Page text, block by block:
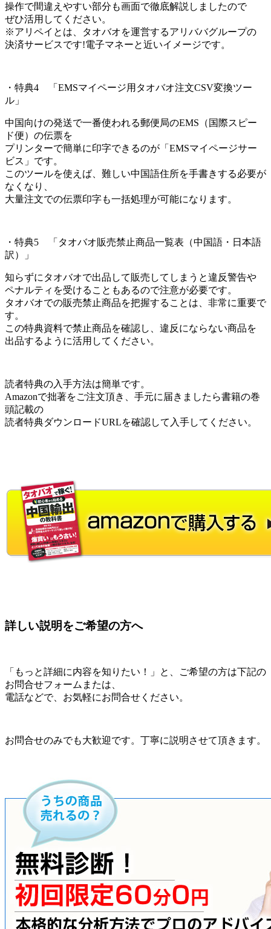
操作で間違えやすい部分も画面で徹底解説しましたので
ぜひ活用してください。
※アリペイとは、タオバオを運営するアリババグループの
決済サービスです!電子マネーと近いイメージです。
・特典4 「EMSマイページ用タオバオ注文CSV変換ツー
ル」
中国向けの発送で一番使われる郵便局のEMS（国際スピー
ド便）の伝票を
プリンターで簡単に印字できるのが「EMSマイページサー
ビス」です。
このツールを使えば、難しい中国語住所を手書きする必要が
なくなり、
大量注文での伝票印字も一括処理が可能になります。
・特典5 「タオバオ販売禁止商品一覧表（中国語・日本語
訳）」
知らずにタオバオで出品して販売してしまうと違反警告や
ペナルティを受けることもあるので注意が必要です。
タオバオでの販売禁止商品を把握することは、非常に重要で
す。
この特典資料で禁止商品を確認し、違反にならない商品を
出品するように活用してください。
読者特典の入手方法は簡単です。
Amazonで拙著をご注文頂き、手元に届きましたら書籍の巻
頭記載の
読者特典ダウンロードURLを確認して入手してください。
詳しい説明をご希望の方へ
「もっと詳細に内容を知りたい！」と、ご希望の方は下記の
お問合せフォームまたは、
電話などで、お気軽にお問合せください。
お問合せのみでも大歓迎です。丁寧に説明させて頂きます。